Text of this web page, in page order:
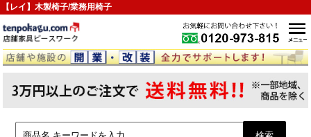
【レイ】木製椅子/業務用椅子